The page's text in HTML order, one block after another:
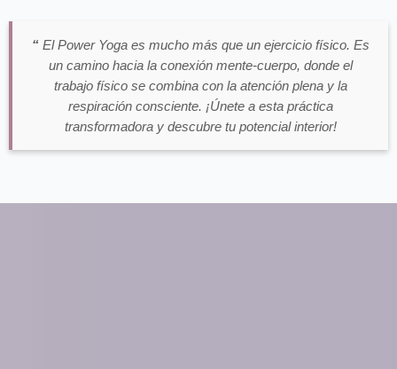
“ El Power Yoga es mucho más que un ejercicio físico. Es
un camino hacia la conexión mente-cuerpo, donde el
trabajo físico se combina con la atención plena y la
respiración consciente. ¡Únete a esta práctica
transformadora y descubre tu potencial interior!